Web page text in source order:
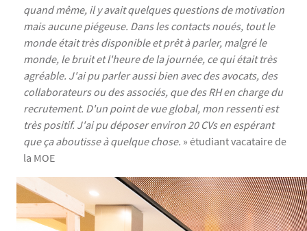
quand même, il y avait quelques questions de motivation
mais aucune piégeuse. Dans les contacts noués, tout le
monde était très disponible et prêt à parler, malgré le
monde, le bruit et l'heure de la journée, ce qui était très
agréable. J'ai pu parler aussi bien avec des avocats, des
collaborateurs ou des associés, que des RH en charge du
recrutement. D'un point de vue global, mon ressenti est
très positif. J'ai pu déposer environ 20 CVs en espérant
que ça aboutisse à quelque chose. » étudiant vacataire de
la MOE